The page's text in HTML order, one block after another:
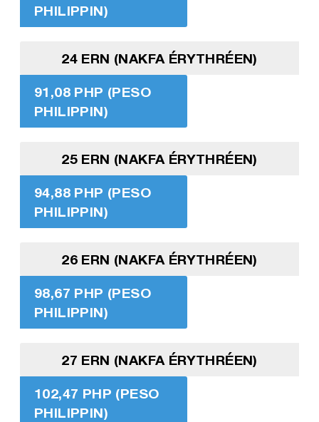
PHILIPPIN)
24 ERN (NAKFA ÉRYTHRÉEN)
91,08 PHP (PESO
PHILIPPIN)
25 ERN (NAKFA ÉRYTHRÉEN)
94,88 PHP (PESO
PHILIPPIN)
26 ERN (NAKFA ÉRYTHRÉEN)
98,67 PHP (PESO
PHILIPPIN)
27 ERN (NAKFA ÉRYTHRÉEN)
102,47 PHP (PESO
PHILIPPIN)